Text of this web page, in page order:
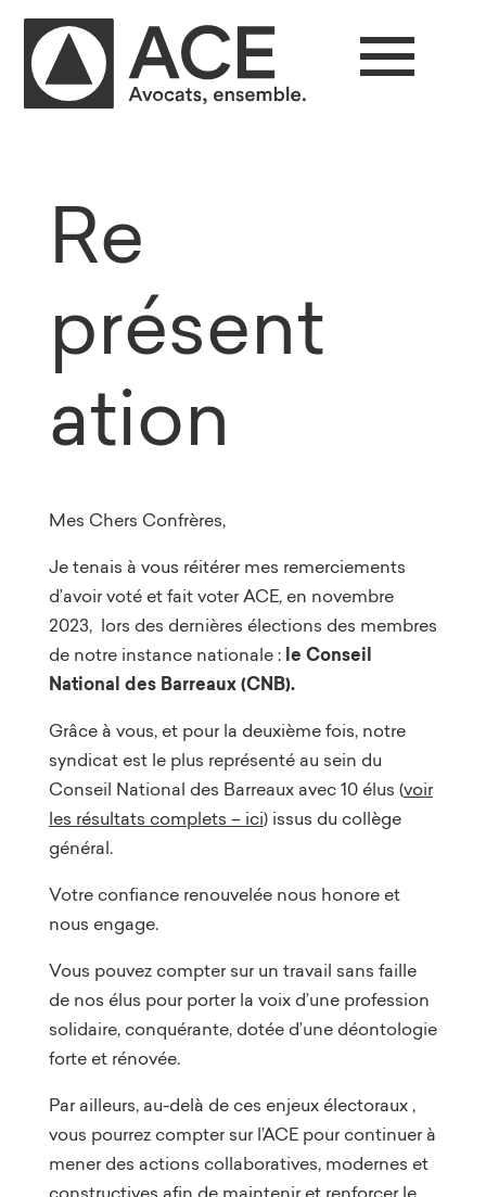
Re
présent
ation
Mes Chers Confrères,
Je tenais à vous réitérer mes remerciements
d’avoir voté et fait voter ACE, en novembre
2023, lors des dernières élections des membres
de notre instance nationale : le Conseil
National des Barreaux (CNB).
Grâce à vous, et pour la deuxième fois, notre
syndicat est le plus représenté au sein du
Conseil National des Barreaux avec 10 élus (voir
les résultats complets – ici) issus du collège
général.
Votre confiance renouvelée nous honore et
nous engage.
Vous pouvez compter sur un travail sans faille
de nos élus pour porter la voix d’une profession
solidaire, conquérante, dotée d’une déontologie
forte et rénovée.
Par ailleurs, au-delà de ces enjeux électoraux ,
vous pourrez compter sur l’ACE pour continuer à
mener des actions collaboratives, modernes et